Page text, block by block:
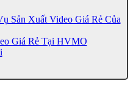
Sản Xuất Video Giá Rẻ Của
Giá Rẻ Tại HVMO